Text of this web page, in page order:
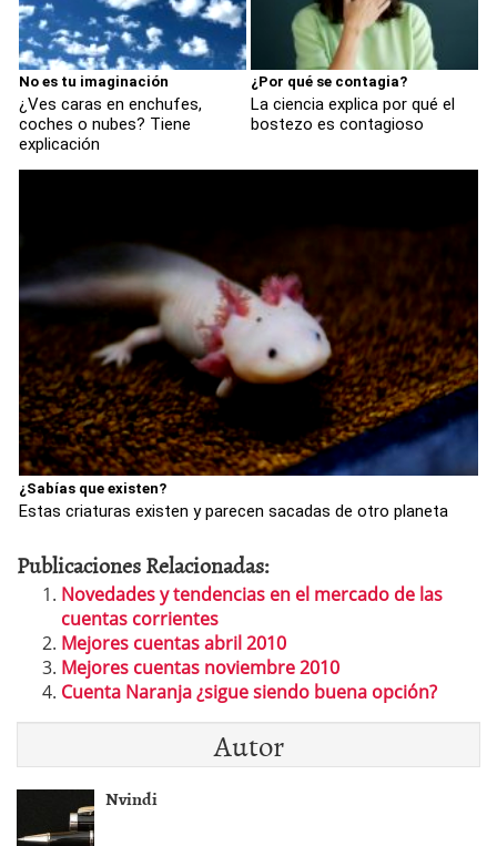
No es tu imaginación
¿Ves caras en enchufes,
coches o nubes? Tiene
explicación
¿Por qué se contagia?
La ciencia explica por qué el
bostezo es contagioso
¿Sabías que existen?
Estas criaturas existen y parecen sacadas de otro planeta
Publicaciones Relacionadas:
Novedades y tendencias en el mercado de las
cuentas corrientes
Mejores cuentas abril 2010
Mejores cuentas noviembre 2010
Cuenta Naranja ¿sigue siendo buena opción?
Autor
Nvindi